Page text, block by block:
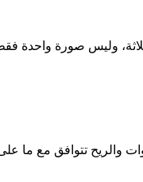
وليس صورة واحدة
والريح تتوافق مع ما